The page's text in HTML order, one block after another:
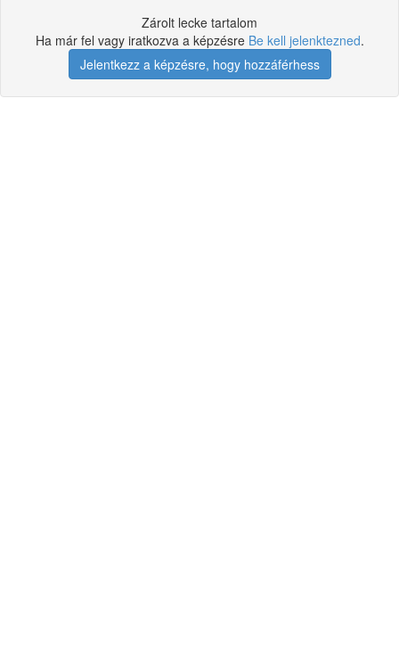
Zárolt lecke tartalom
Ha már fel vagy iratkozva a képzésre Be kell jelenktezned.
Jelentkezz a képzésre, hogy hozzáférhess